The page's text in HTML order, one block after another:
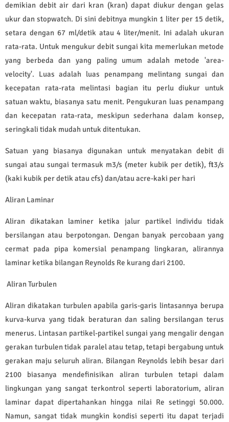
demikian debit air dari kran (kran) dapat diukur dengan gelas
ukur dan stopwatch. Di sini debitnya mungkin 1 liter per 15 detik,
setara dengan 67 ml/detik atau 4 liter/menit. Ini adalah ukuran
rata-rata. Untuk mengukur debit sungai kita memerlukan metode
yang berbeda dan yang paling umum adalah metode 'area-
velocity'. Luas adalah luas penampang melintang sungai dan
kecepatan rata-rata melintasi bagian itu perlu diukur untuk
satuan waktu, biasanya satu menit. Pengukuran luas penampang
dan kecepatan rata-rata, meskipun sederhana dalam konsep,
seringkali tidak mudah untuk ditentukan.
Satuan yang biasanya digunakan untuk menyatakan debit di
sungai atau sungai termasuk m3/s (meter kubik per detik), ft3/s
(kaki kubik per detik atau cfs) dan/atau acre-kaki per hari
Aliran Laminar
Aliran dikatakan laminer ketika jalur partikel individu tidak
bersilangan atau berpotongan. Dengan banyak percobaan yang
cermat pada pipa komersial penampang lingkaran, alirannya
laminar ketika bilangan Reynolds Re kurang dari 2100.
Aliran Turbulen
Aliran dikatakan turbulen apabila garis-garis lintasannya berupa
kurva-kurva yang tidak beraturan dan saling bersilangan terus
menerus. Lintasan partikel-partikel sungai yang mengalir dengan
gerakan turbulen tidak paralel atau tetap, tetapi bergabung untuk
gerakan maju seluruh aliran. Bilangan Reynolds lebih besar dari
2100 biasanya mendefinisikan aliran turbulen tetapi dalam
lingkungan yang sangat terkontrol seperti laboratorium, aliran
laminar dapat dipertahankan hingga nilai Re setinggi 50.000.
Namun, sangat tidak mungkin kondisi seperti itu dapat terjadi